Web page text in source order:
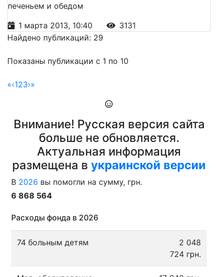
печеньем и обедом
1 марта 2013, 10:40
3131
Найдено публикаций: 29
Показаны публикации с 1 по 10
«‹123›»
Внимание! Русская версия сайта
больше не обновляется.
Актуальная информация
размещена в украинской версии
В 2026 вы помогли на сумму, грн.
6 868 564
Расходы фонда в 2026
74 больным детям
2 048
724 грн.